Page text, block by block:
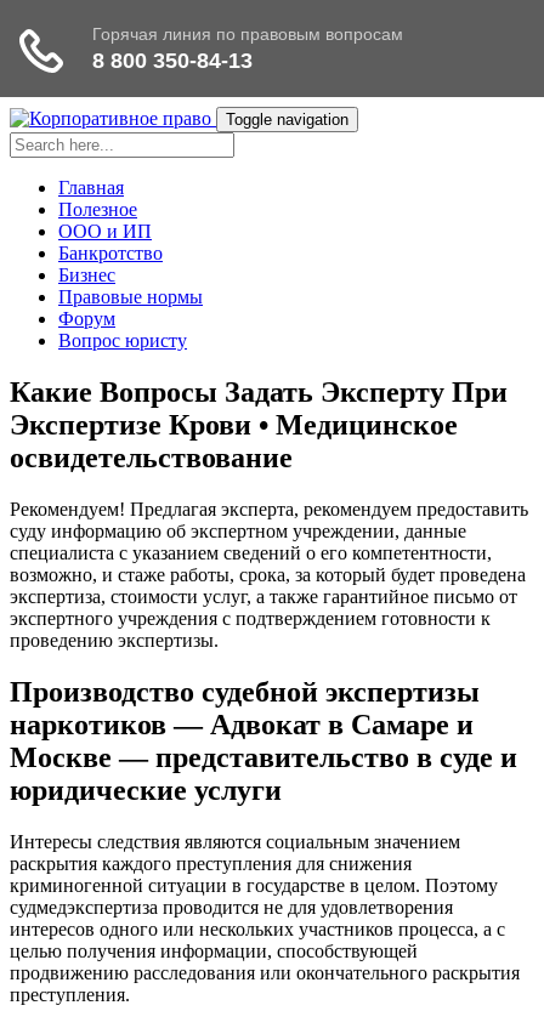
Toggle navigation
Главная
Полезное
ООО и ИП
Банкротство
Бизнес
Правовые нормы
Форум
Вопрос юристу
Какие Вопросы Задать Эксперту При
Экспертизе Крови • Медицинское
освидетельствование
Рекомендуем! Предлагая эксперта, рекомендуем предоставить
суду информацию об экспертном учреждении, данные
специалиста с указанием сведений о его компетентности,
возможно, и стаже работы, срока, за который будет проведена
экспертиза, стоимости услуг, а также гарантийное письмо от
экспертного учреждения с подтверждением готовности к
проведению экспертизы.
Производство судебной экспертизы
наркотиков — Адвокат в Самаре и
Москве — представительство в суде и
юридические услуги
Интересы следствия являются социальным значением
раскрытия каждого преступления для снижения
криминогенной ситуации в государстве в целом. Поэтому
судмедэкспертиза проводится не для удовлетворения
интересов одного или нескольких участников процесса, а с
целью получения информации, способствующей
продвижению расследования или окончательного раскрытия
преступления.